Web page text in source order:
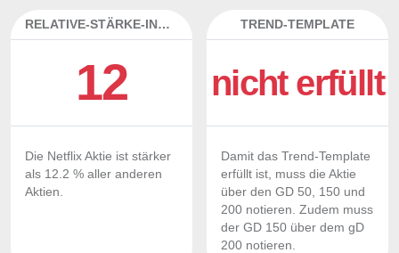
RELATIVE-STÄRKE-INDEX
12
Die Netflix Aktie ist stärker
als 12.2 % aller anderen
Aktien.
TREND-TEMPLATE
nicht erfüllt
Damit das Trend-Template
erfüllt ist, muss die Aktie
über den GD 50, 150 und
200 notieren. Zudem muss
der GD 150 über dem gD
200 notieren.